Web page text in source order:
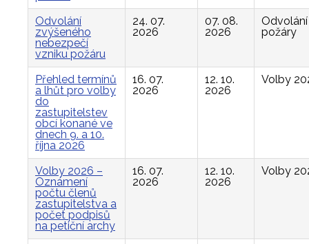
Odvolání
zvýšeného
nebezpečí
vzniku požáru
24. 07.
2026
07. 08.
2026
Odvolání
požáry
Přehled termínů
a lhůt pro volby
do
zastupitelstev
obcí konané ve
dnech 9. a 10.
října 2026
16. 07.
2026
12. 10.
2026
Volby
Volby 2026 –
Oznámení
počtu členů
zastupitelstva a
počet podpisů
na petiční archy
16. 07.
2026
12. 10.
2026
Volby